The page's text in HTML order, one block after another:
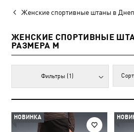
Женские спортивные штаны в
ЖЕНСКИЕ СПОРТИВНЫЕ
РАЗМЕРА M
Фильтры (1)
НОВИНКА